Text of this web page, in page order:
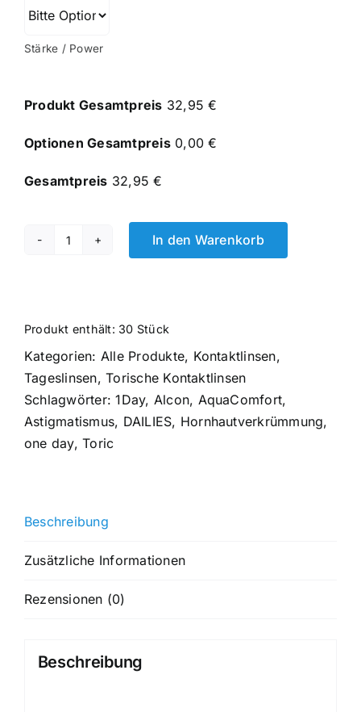
Stärke / Power
Produkt Gesamtpreis 32,95 €
Optionen Gesamtpreis 0,00 €
Gesamtpreis 32,95 €
DAILIES
1x30
Menge
In den Warenkorb
Produkt enthält: 30 Stück
Kategorien: Alle Produkte, Kontaktlinsen,
Tageslinsen,Torische Kontaktlinsen
Schlagwörter:1Day, Alcon, AquaComfort,
Astigmatismus, DAILIES, Hornhautverkrümmung,
one day,Toric
Beschreibung
Zusätzliche Informationen
Rezensionen (0)
Beschreibung